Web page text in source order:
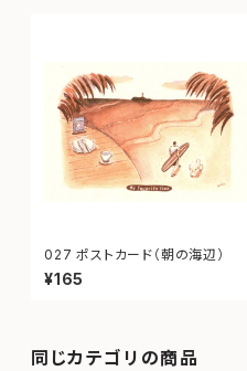
027 ポストカード（朝の海辺）
¥165
同じカテゴリの商品